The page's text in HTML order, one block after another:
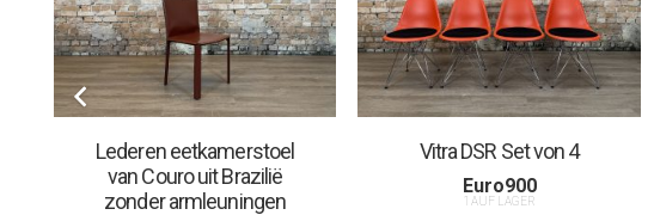
Lederen eetkamerstoel
van Couro uit Brazilië
zonder armleuningen
Vitra DSR Set von 4
Euro900
1 AUF LAGER